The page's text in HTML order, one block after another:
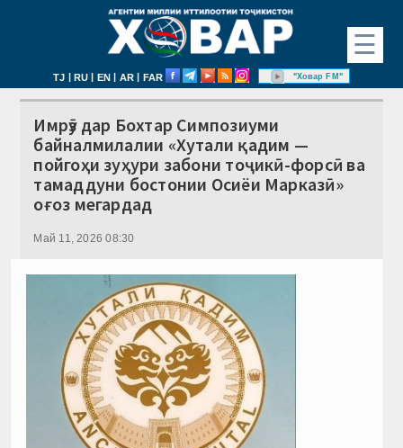
☰
TJ | RU | EN | AR | FAR "Ховар FM"
Имрӯз дар Бохтар Симпозиуми
байналмилалии «Хутали қадим —
пойгоҳи зуҳури забони тоҷикӣ-форсӣ ва
тамаддуни бостонии Осиёи Марказӣ»
оғоз мегардад
Май 11, 2026 08:30